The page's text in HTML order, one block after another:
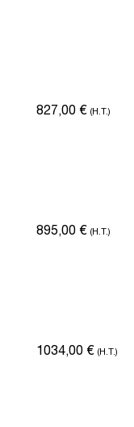
827,00 € (H.T.)
895,00 € (H.T.)
1034,00 € (H.T.)